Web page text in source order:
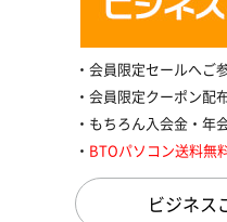
会員限定セールへご
会員限定クーポン配
もちろん入会金・年
BTOパソコン送料無
ビジネス